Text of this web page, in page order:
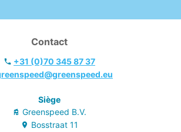
Contact
+31 (0)70 345 87 37
Siège
Greenspeed B.V.
Bosstraat 11